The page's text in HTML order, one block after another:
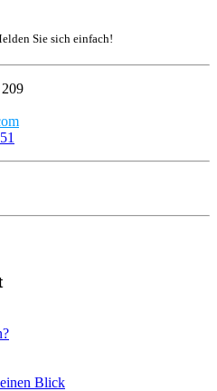
Sie sich einfach!
Blick